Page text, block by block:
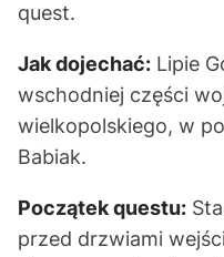
quest.
Jak dojechać: Lipie
wschodniej części
wielkopolskiego, w
Babiak.
Początek questu:
przed drzwiami